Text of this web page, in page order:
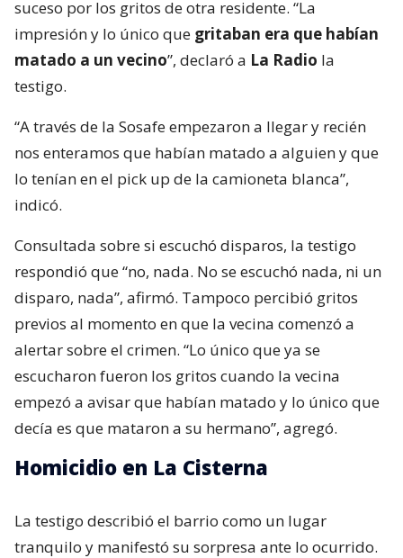
suceso por los gritos de otra residente. “La
impresión y lo único que gritaban era que habían
matado a un vecino”, declaró a La Radio la
testigo.
“A través de la Sosafe empezaron a llegar y recién
nos enteramos que habían matado a alguien y que
lo tenían en el pick up de la camioneta blanca”,
indicó.
Consultada sobre si escuchó disparos, la testigo
respondió que “no, nada. No se escuchó nada, ni un
disparo, nada”, afirmó. Tampoco percibió gritos
previos al momento en que la vecina comenzó a
alertar sobre el crimen. “Lo único que ya se
escucharon fueron los gritos cuando la vecina
empezó a avisar que habían matado y lo único que
decía es que mataron a su hermano”, agregó.
Homicidio en La Cisterna
La testigo describió el barrio como un lugar
tranquilo y manifestó su sorpresa ante lo ocurrido.